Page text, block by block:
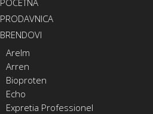
PRODAVNICA
BRENDOVI
Arelm
Arren
Bioproten
Echo
Expretia Professionel